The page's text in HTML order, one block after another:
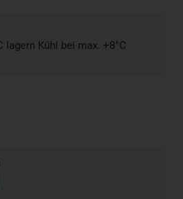
lagern Kühl bei max. +8°C